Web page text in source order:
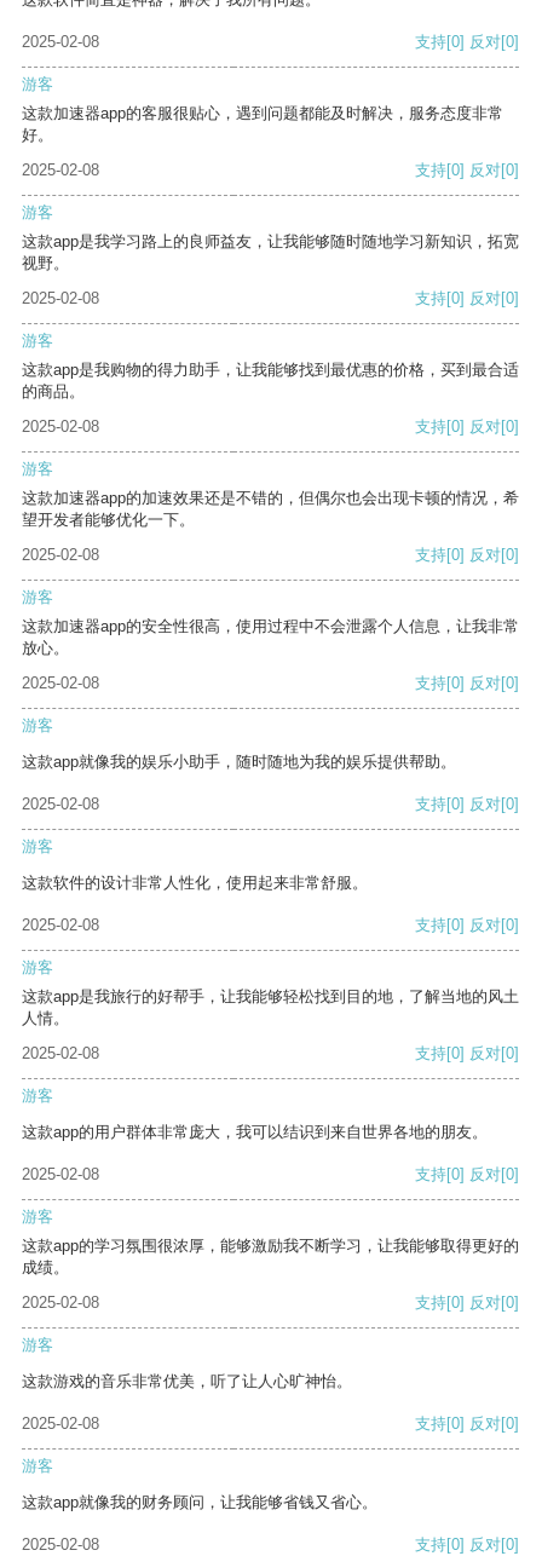
2025-02-08 支持[0] 反对[0]
游客
这款加速器app的客服很贴心，遇到问题都能及时解决，服务态度非常
好。
2025-02-08
支持[0] 反对[0]
游客
这款app是我学习路上的良师益友，让我能够随时随地学习新知识，拓宽
视野。
2025-02-08
支持[0] 反对[0]
游客
这款app是我购物的得力助手，让我能够找到最优惠的价格，买到最合适
的商品。
2025-02-08
支持[0] 反对[0]
游客
这款加速器app的加速效果还是不错的，但偶尔也会出现卡顿的情况，希
望开发者能够优化一下。
2025-02-08
支持[0] 反对[0]
游客
这款加速器app的安全性很高，使用过程中不会泄露个人信息，让我非常
放心。
2025-02-08
支持[0] 反对[0]
游客
这款app就像我的娱乐小助手，随时随地为我的娱乐提供帮助。
2025-02-08 支持[0] 反对[0]
游客
这款软件的设计非常人性化，使用起来非常舒服。
2025-02-08 支持[0] 反对[0]
游客
这款app是我旅行的好帮手，让我能够轻松找到目的地，了解当地的风土
人情。
2025-02-08
支持[0] 反对[0]
游客
这款app的用户群体非常庞大，我可以结识到来自世界各地的朋友。
2025-02-08 支持[0] 反对[0]
游客
这款app的学习氛围很浓厚，能够激励我不断学习，让我能够取得更好的
成绩。
2025-02-08
支持[0] 反对[0]
游客
这款游戏的音乐非常优美，听了让人心旷神怡。
2025-02-08 支持[0] 反对[0]
游客
这款app就像我的财务顾问，让我能够省钱又省心。
2025-02-08 支持[0] 反对[0]